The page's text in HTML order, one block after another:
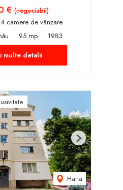
€ (negociabil)
camere de vânzare
95 mp
1983
multe detalii
Harta
Next